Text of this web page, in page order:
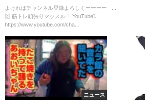
よければチャンネル登録よろしくーーーー
🙌 筋トレ頑張りマッスル！ YouTube⤵︎
https://www.youtube.com/cha...
ニュース